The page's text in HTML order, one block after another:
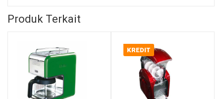
Produk Terkait
KREDIT